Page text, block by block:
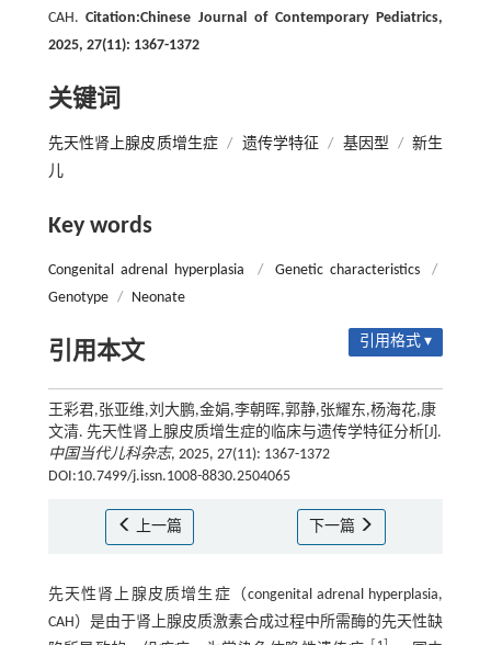
CAH.Citation:Chinese Journal of Contemporary Pediatrics,
2025, 27(11): 1367-1372
关键词
先天性肾上腺皮质增生症 / 遗传学特征 / 基因型 / 新生
儿
Key words
Congenital adrenal hyperplasia / Genetic characteristics
/
Genotype / Neonate
引用本文 引用格式 ▾
王彩君,张亚维,刘大鹏,金娟,李朝晖,郭静,张耀东,杨海花,康
文清. 先天性肾上腺皮质增生症的临床与遗传学特征分析[J].
中国当代儿科杂志, 2025, 27(11): 1367-1372
DOI:10.7499/j.issn.1008-8830.2504065
上一篇 下一篇
先天性肾上腺皮质增生症（congenital adrenal hyperplasia,
CAH）是由于肾上腺皮质激素合成过程中所需酶的先天性缺